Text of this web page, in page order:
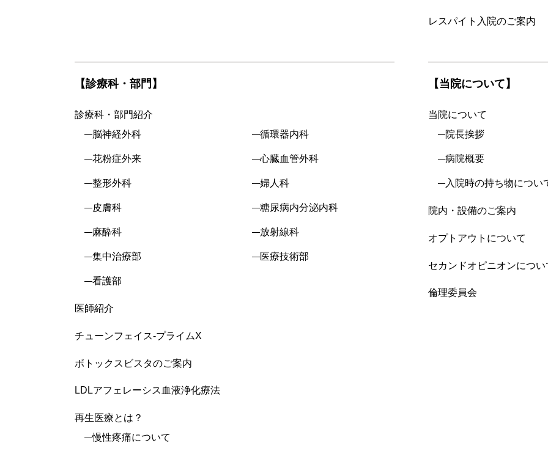
レスパイト入院のご案内
【診療科・部門】
診療科・部門紹介
脳神経外科
循環器内科
花粉症外来 心臓血管外科
整形外科 婦人科
皮膚科 糖尿病内分泌内科
麻酔科 放射線科
集中治療部 医療技術部
看護部
医師紹介
チューンフェイス-プライムX
ボトックスビスタのご案内
LDLアフェレーシス血液浄化療法
再生医療とは？
慢性疼痛について
【当院について】
当院について
院長挨拶
病院概要
入院時の持ち物につい
院内・設備のご案内
オプトアウトについて
セカンドオピニオンについ
倫理委員会